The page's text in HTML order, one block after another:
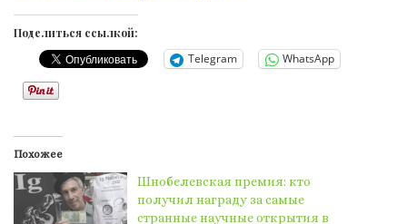
Поделиться ссылкой:
Telegram WhatsApp
Похожее
Шнобелевская премия: кто
получил награду за самые
странные научные открытия в